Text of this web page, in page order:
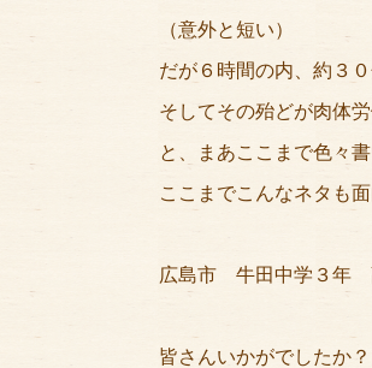
（意外と短い）
だが６時間の内、約３
そしてその殆どが肉体
と、まあここまで色々
ここまでこんなネタも
広島市 牛田中学３年
皆さんいかがでしたか？